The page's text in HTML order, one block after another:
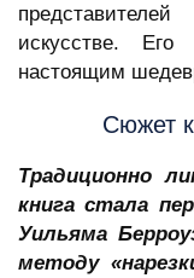
искусстве.
настоящим
Сюжет
Традиционно
книга стала
Уильяма
методу